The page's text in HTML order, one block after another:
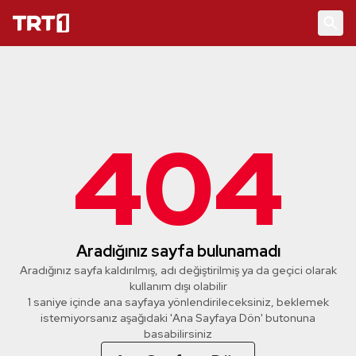
404
Aradığınız sayfa bulunamadı
Aradığınız sayfa kaldırılmış, adı değiştirilmiş ya da geçici olarak
kullanım dışı olabilir
1 saniye içinde ana sayfaya yönlendirileceksiniz, beklemek
istemiyorsanız aşağıdaki 'Ana Sayfaya Dön' butonuna
basabilirsiniz